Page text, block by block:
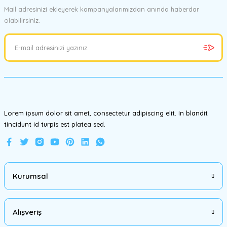
Ürün resmi kalitesiz, bozuk veya görüntülenemiyor.
Ürün bilgilerinde hatalar bulunuyor.
Mail adresinizi ekleyerek kampanyalarımızdan anında haberdar
olabilirsiniz.
Lorem ipsum dolor sit amet, consectetur adipiscing elit. In blandit
tincidunt id turpis est platea sed.
Kurumsal
Alışveriş